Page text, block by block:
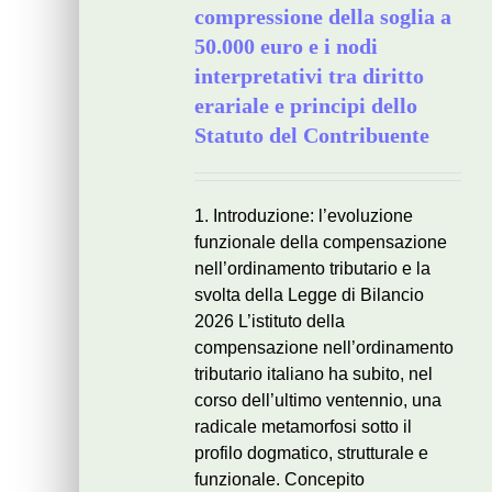
compressione della soglia a
50.000 euro e i nodi
interpretativi tra diritto
erariale e principi dello
Statuto del Contribuente
1. Introduzione: l’evoluzione
funzionale della compensazione
nell’ordinamento tributario e la
svolta della Legge di Bilancio
2026 L’istituto della
compensazione nell’ordinamento
tributario italiano ha subito, nel
corso dell’ultimo ventennio, una
radicale metamorfosi sotto il
profilo dogmatico, strutturale e
funzionale. Concepito